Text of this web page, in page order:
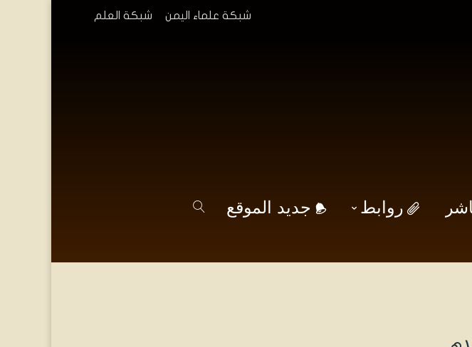
شبكة علماء اليمن شبكة العلم
روابط جديد الموقع